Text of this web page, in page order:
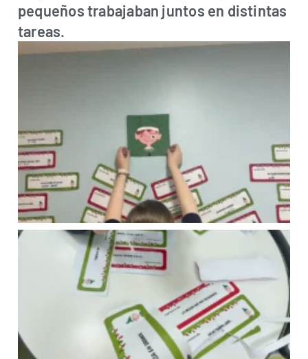
pequeños trabajaban juntos en distintas
tareas.